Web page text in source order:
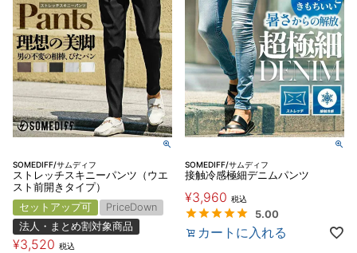
SOMEDIFF/サムディフ
ストレッチスキニーパンツ（ウエ
スト前開きタイプ）
セットアップ可
PriceDown
法人・まとめ割対象商品
¥3,520 税込
SOMEDIFF/サムディフ
接触冷感極細デニムパンツ
¥3,960 税込
5.00
カートに入れる